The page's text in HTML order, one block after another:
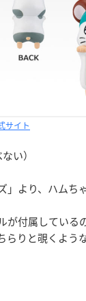
サイト
い）
」より、ハム
が付属している
らりと覗くよう